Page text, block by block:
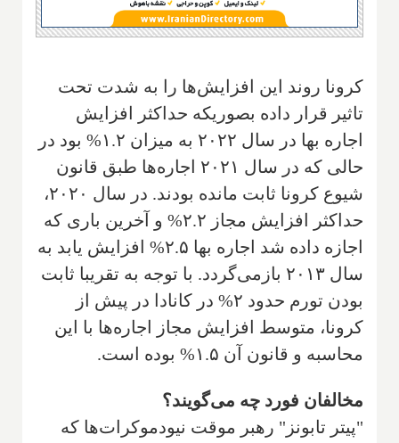
کرونا روند این افزایش‌ها را به شدت تحت
تاثیر قرار داده بصوریکه حداکثر افزایش
اجاره بها در سال ۲۰۲۲ به میزان ۱.۲% بود در
حالی که در سال ۲۰۲۱ اجاره‌ها طبق قانون
شیوع کرونا ثابت مانده بودند. در سال ۲۰۲۰،
حداکثر افزایش مجاز ۲.۲% و آخرین باری که
اجازه داده شد اجاره بها ۲.۵% افزایش یابد به
سال ۲۰۱۳ بازمی‌گردد. با توجه به تقریبا ثابت
بودن تورم حدود ۲% در کانادا در پیش از
کرونا، متوسط افزایش مجاز اجاره‌ها با این
محاسبه و قانون آن ۱.۵% بوده است.
مخالفان فورد چه می‌گویند؟
"پیتر تابونز" رهبر موقت نیودموکرات‌ها که